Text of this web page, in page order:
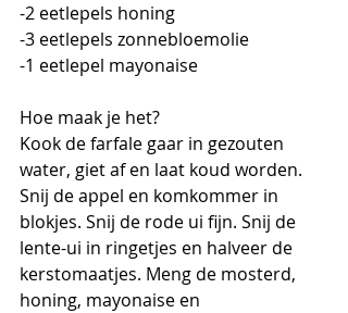
-2 eetlepels honing
-3 eetlepels zonnebloemolie
-1 eetlepel mayonaise
Hoe maak je het?
Kook de farfale gaar in gezouten
water, giet af en laat koud worden.
Snij de appel en komkommer in
blokjes. Snij de rode ui fijn. Snij de
lente-ui in ringetjes en halveer de
kerstomaatjes. Meng de mosterd,
honing, mayonaise en